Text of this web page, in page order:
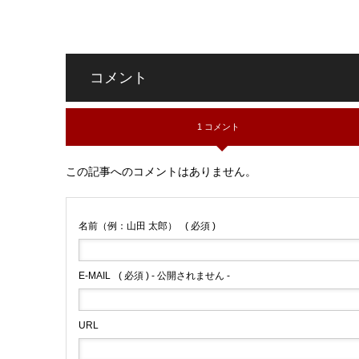
コメント
1 コメント
この記事へのコメントはありません。
名前（例：山田 太郎） ( 必須 )
E-MAIL ( 必須 ) - 公開されません -
URL